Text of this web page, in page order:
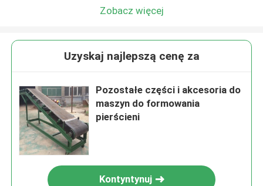
Zobacz więcej
Uzyskaj najlepszą cenę za
Pozostałe części i akcesoria do
maszyn do formowania
pierścieni
Kontyntynuj